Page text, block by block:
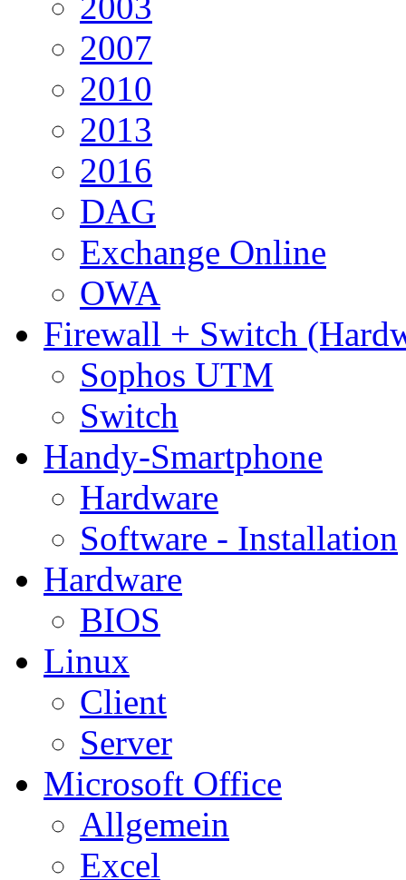
2007
2010
2013
2016
DAG
Exchange Online
OWA
Firewall + Switch
Sophos UTM
Switch
Handy-Smartphone
Hardware
Software - Installation
Hardware
BIOS
Linux
Client
Server
Microsoft Office
Allgemein
Excel